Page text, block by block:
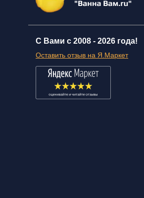
С Вами с 2008 - 2026 года!
Оставить отзыв на Я.Маркет